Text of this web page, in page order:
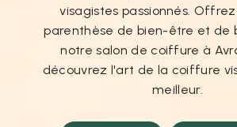
visagistes passionnés.
parenthèse de bien-être et de
notre salon de coiffure à
découvrez l'art de la coiffure
meilleur.